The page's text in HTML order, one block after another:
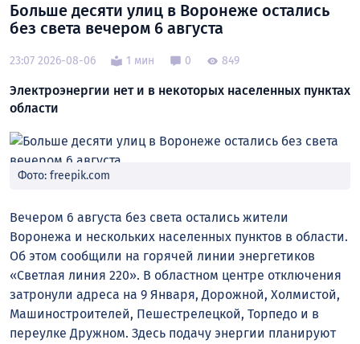
Больше десяти улиц в Воронеже остались
без света вечером 6 августа
23:07 2026-08-06 1 мин 0 849
Электроэнергии нет и в некоторых населенных пунктах
области
Фото: freepik.com
Вечером 6 августа без света остались жители
Воронежа и нескольких населенных пунктов в области.
Об этом сообщили на горячей линии энергетиков
«Светлая линия 220». В областном центре отключения
затронули адреса на 9 Января, Дорожной, Холмистой,
Машиностроителей, Пешестрелецкой, Торпедо и в
переулке Дружном. Здесь подачу энергии планируют